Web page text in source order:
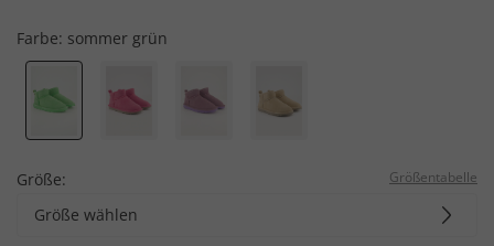
Farbe: sommer grün
Größe: Größentabelle
Größe wählen